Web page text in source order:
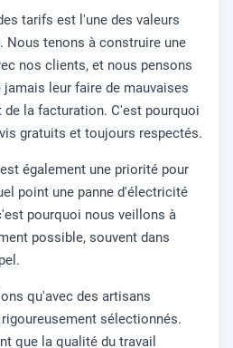
tarifs est l'une des valeurs
Nous tenons à construire une
nos clients, et nous pensons
leur faire de mauvaises
la facturation. C'est pourquoi
gratuits et toujours respectés.
également une priorité pour
point une panne d'électricité
pourquoi nous veillons à
possible, souvent dans
qu'avec des artisans
sélectionnés.
que la qualité du travail